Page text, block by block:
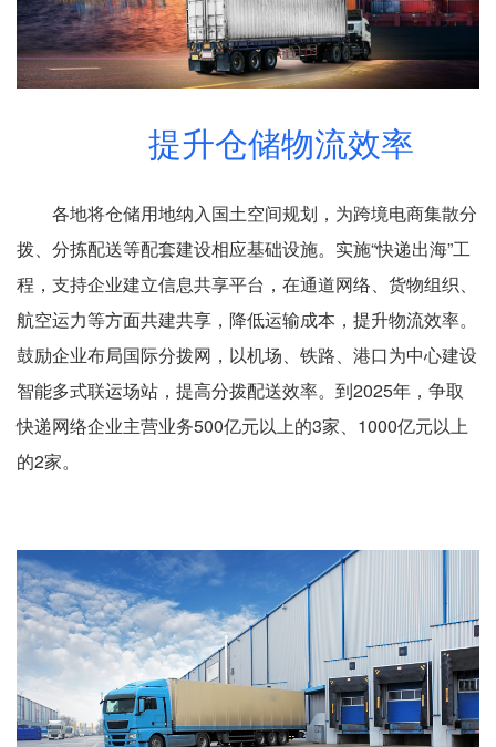
提升仓储物流效率
各地将仓储用地纳入国土空间规划，为跨境电商集散分
拨、分拣配送等配套建设相应基础设施。实施“快递出海”工
程，支持企业建立信息共享平台，在通道网络、货物组织、
航空运力等方面共建共享，降低运输成本，提升物流效率。
鼓励企业布局国际分拨网，以机场、铁路、港口为中心建设
智能多式联运场站，提高分拨配送效率。到2025年，争取
快递网络企业主营业务500亿元以上的3家、1000亿元以上
的2家。